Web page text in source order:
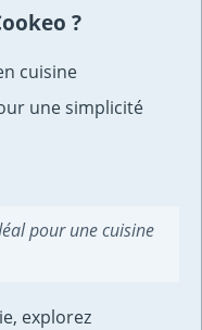
?
cuisine
une simplicité
pour une cuisine
explorez